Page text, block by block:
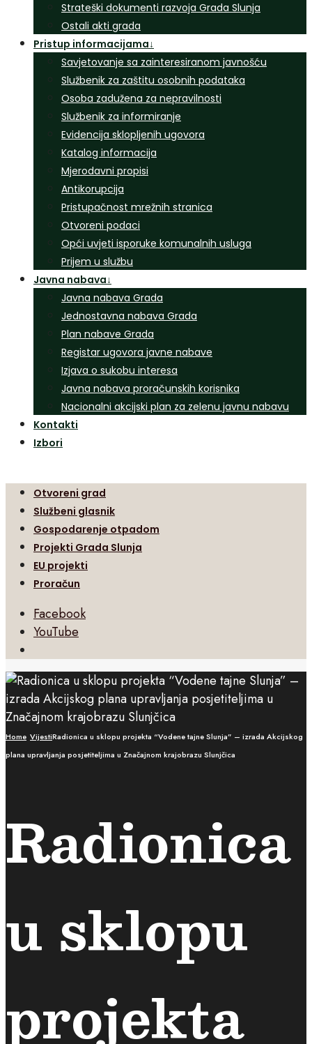
Strateški dokumenti razvoja Grada Slunja
Ostali akti grada
Pristup informacijama↓
Savjetovanje sa zainteresiranom javnošću
Službenik za zaštitu osobnih podataka
Osoba zadužena za nepravilnosti
Službenik za informiranje
Evidencija sklopljenih ugovora
Katalog informacija
Mjerodavni propisi
Antikorupcija
Pristupačnost mrežnih stranica
Otvoreni podaci
Opći uvjeti isporuke komunalnih usluga
Prijem u službu
Javna nabava↓
Javna nabava Grada
Jednostavna nabava Grada
Plan nabave Grada
Registar ugovora javne nabave
Izjava o sukobu interesa
Javna nabava proračunskih korisnika
Nacionalni akcijski plan za zelenu javnu nabavu
Kontakti
Izbori
Otvoreni grad
Službeni glasnik
Gospodarenje otpadom
Projekti Grada Slunja
EU projekti
Proračun
Facebook
YouTube
Search
Window
Home VijestiRadionica u sklopu projekta “Vodene tajne Slunja” – izrada Akcijskog
plana upravljanja posjetiteljima u Značajnom krajobrazu Slunjčica
Radionica
u sklopu
projekta